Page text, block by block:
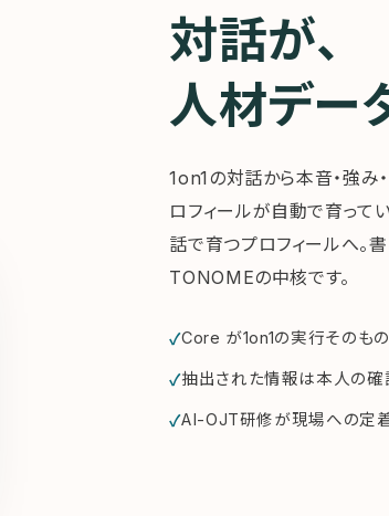
対話が、
人材デー
1on1の対話から本音・強み
ロフィールが自動で育って
話で育つプロフィールへ。
TONOMEの中核です。
Core が1on1の実行そのも
抽出された情報は本人の確
AI-OJT研修が現場への定